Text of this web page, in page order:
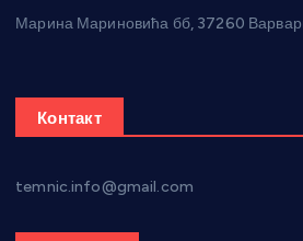
Марина Мариновића бб, 37260
Контакт
temnic.info@gmail.com